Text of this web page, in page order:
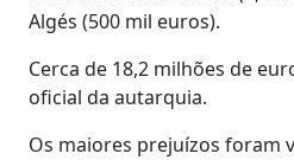
Algés (500 mil euros).
Cerca de 18,2 milhões de
oficial da autarquia.
Os maiores prejuízos foram